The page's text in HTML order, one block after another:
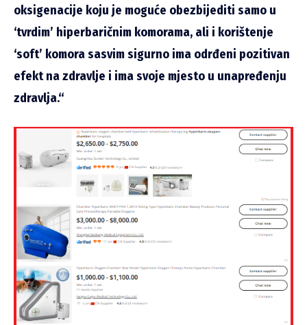
oksigenacije koju je moguće obezbijediti samo u
‘tvrdim’ hiperbaričnim komorama, ali i korištenje
‘soft’ komora sasvim sigurno ima odrđeni pozitivan
efekt na zdravlje i ima svoje mjesto u unapređenju
zdravlja.“